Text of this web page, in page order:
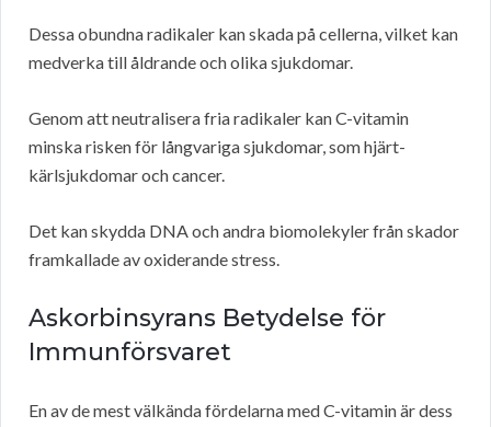
Dessa obundna radikaler kan skada på cellerna, vilket kan
medverka till åldrande och olika sjukdomar.
Genom att neutralisera fria radikaler kan C-vitamin
minska risken för långvariga sjukdomar, som hjärt-
kärlsjukdomar och cancer.
Det kan skydda DNA och andra biomolekyler från skador
framkallade av oxiderande stress.
Askorbinsyrans Betydelse för
Immunförsvaret
En av de mest välkända fördelarna med C-vitamin är dess